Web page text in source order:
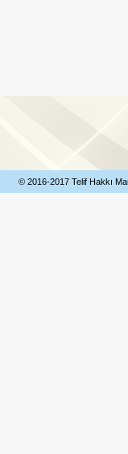
© 2016-2017 Telif Hakkı